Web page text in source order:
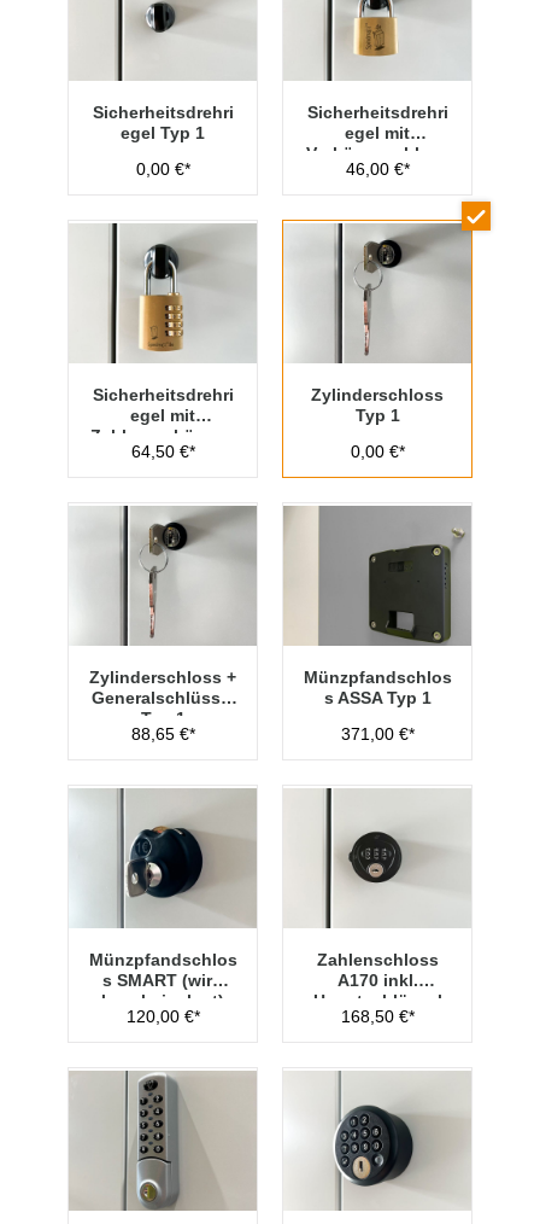
Sicherheitsdrehri
egel Typ 1
0,00 €*
Sicherheitsdrehri
egel mit
Vorhängeschloss
Typ 1
46,00 €*
Sicherheitsdrehri
egel mit
Zahlenvorhänges
chloss Typ 1
64,50 €*
Zylinderschloss
Typ 1
0,00 €*
Zylinderschloss +
Generalschlüssel
Typ 1
88,65 €*
Münzpfandschlos
s ASSA Typ 1
371,00 €*
Münzpfandschlos
s SMART (wird
lose beigelegt)
120,00 €*
Zahlenschloss
A170 inkl.
Hauptschlüssel
Typ 1
168,50 €*